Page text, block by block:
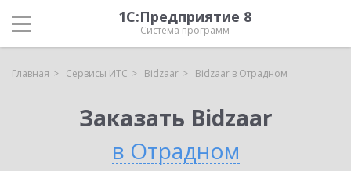
1С:Предприятие 8
Система программ
Главная Сервисы ИТС Bidzaar Bidzaar в Отрадном
Заказать Bidzaar
в Отрадном